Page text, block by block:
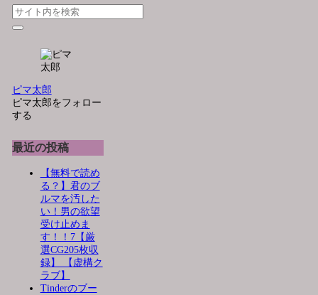
ピマ太郎
ピマ太郎をフォロー
する
最近の投稿
【無料で読め
る？】君のブ
ルマを汚した
い！男の欲望
受け止めま
す！！7【厳
選CG205枚収
録】 【虚構ク
ラブ】
Tinderのブー